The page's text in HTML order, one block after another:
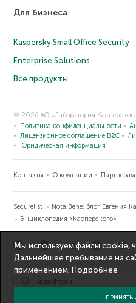
Для бизнеса
Kaspersky Small Office Security
Enterprise Solutions
Все продукты
© 2026 АО «Лаборатория
Политика конфиденциальности
Лицензионное соглашение B2C
Юридическая информация
Контакты О компании Партнерам
Securelist
Nota Bene: блог Евгения
Энциклопедия «Касперского»
Kazakhstan
Мы используем файлы cookie,
Дальнейшее пребывание на
применением. Подробнее
ПРИНЯТЬ